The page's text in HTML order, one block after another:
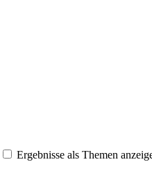
Ergebnisse als Themen